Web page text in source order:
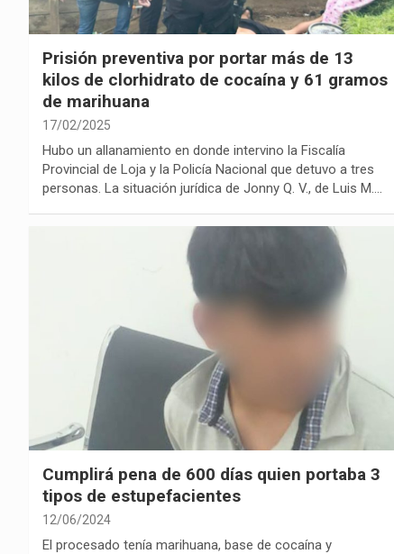
Prisión preventiva por portar más de 13
kilos de clorhidrato de cocaína y 61 gramos
de marihuana
17/02/2025
Hubo un allanamiento en donde intervino la Fiscalía
Provincial de Loja y la Policía Nacional que detuvo a tres
personas. La situación jurídica de Jonny Q. V., de Luis M.…
Cumplirá pena de 600 días quien portaba 3
tipos de estupefacientes
12/06/2024
El procesado tenía marihuana, base de cocaína y